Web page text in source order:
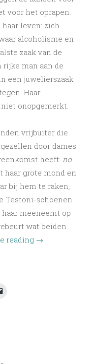
voor het oprapen.
leven: zich
alcoholisme en
zaak van de
rijke man aan de
een juwelierszaak
Haar
onopgemerkt.
vrijbuiter die
door dames
heeft: no
haar grote mond en
bij hem te raken,
Testoni-schoenen
meeneemt op
wat beiden
reading →